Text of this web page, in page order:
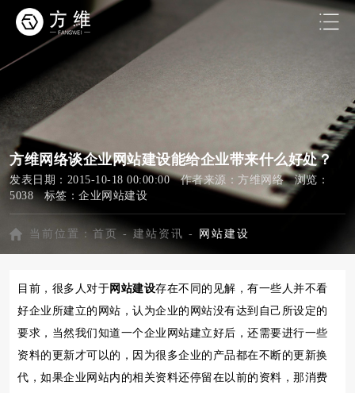
方维网络谈企业网站建设能给企业带来什么好处？
发表日期：2015-10-18 00:00:00 作者来源：方维网络 浏览：
5038 标签： 企业网站建设
当前位置： 首页 - 建站资讯 - 网站建设
目前，很多人对于网站建设存在不同的见解，有一些人并不看
好企业所建立的网站，认为企业的网站没有达到自己所设定的
要求，当然我们知道一个企业网站建立好后，还需要进行一些
资料的更新才可以的，因为很多企业的产品都在不断的更新换
代，如果企业网站内的相关资料还停留在以前的资料，那消费